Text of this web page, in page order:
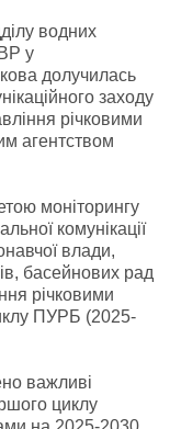
водних
у
долучилась
заходу
річковими
агентством
моніторингу
комунікації
влади,
басейнових рад
річковими
ПУРБ (2025-
важливі
циклу